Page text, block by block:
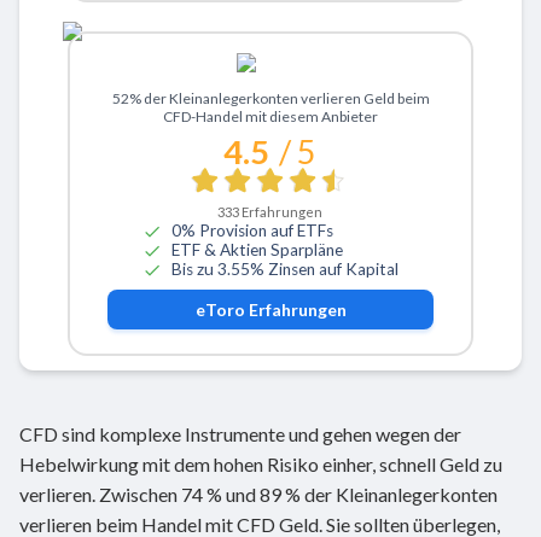
Zu eToro
52% der Kleinanlegerkonten verlieren Geld beim
CFD-Handel mit diesem Anbieter
4.5 / 5
333 Erfahrungen
0% Provision auf ETFs
ETF & Aktien Sparpläne
Bis zu 3.55% Zinsen auf Kapital
eToro Erfahrungen
CFD sind komplexe Instrumente und gehen wegen der
Hebelwirkung mit dem hohen Risiko einher, schnell Geld zu
verlieren. Zwischen 74 % und 89 % der Kleinanlegerkonten
verlieren beim Handel mit CFD Geld. Sie sollten überlegen,